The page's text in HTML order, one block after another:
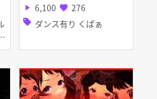
play_arrow 6,100 favorite 276
sell ダンス有り くぱぁ